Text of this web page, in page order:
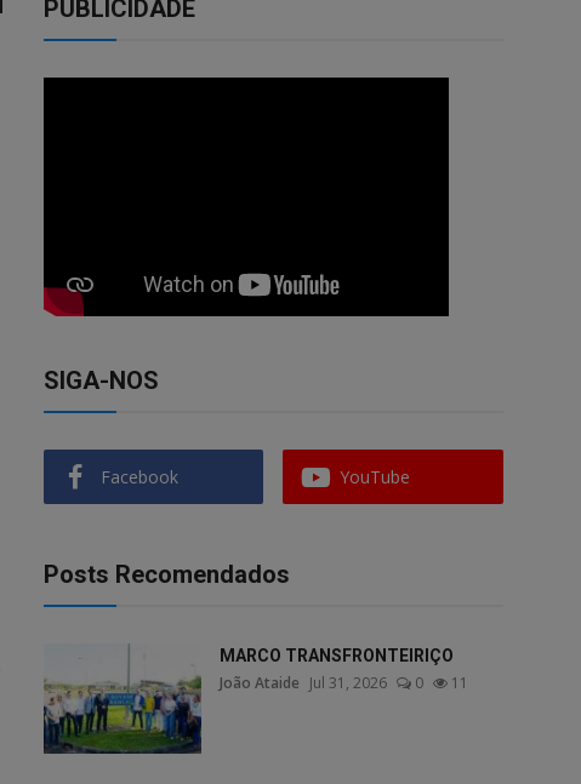
PUBLICIDADE
SIGA-NOS
Facebook YouTube
Posts Recomendados
MARCO TRANSFRONTEIRIÇO
João Ataide Jul 31, 2026 0 11